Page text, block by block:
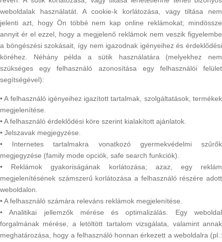
weboldalak használatát. A cookie-k korlátozása, vagy tiltása nem
jelenti azt, hogy Ön többé nem kap online reklámokat; mindössze
annyit ér el ezzel, hogy a megjelenő reklámok nem veszik figyelembe
a böngészési szokásait, így nem igazodnak igényeihez és érdeklődési
köréhez. Néhány példa a sütik használatára (melyekhez nem
szükséges egy felhasználó azonosítása egy felhasználói felület
segítségével):
• A felhasználó igényeihez igazított tartalmak, szolgáltatások, termékek
megjelenítése.
• A felhasználó érdeklődési köre szerint kialakított ajánlatok.
• Jelszavak megjegyzése.
• Internetes tartalmakra vonatkozó gyermekvédelmi szűrők
megjegyzése (family mode opciók, safe search funkciók).
• Reklámok gyakoriságának korlátozása; azaz, egy reklám
megjelenítésének számszerű korlátozása a felhasználó részére adott
weboldalon.
• A felhasználó számára releváns reklámok megjelenítése.
• Analitikai jellemzők mérése és optimalizálás. Egy weboldal
forgalmának mérése, a letöltött tartalom vizsgálata, valamint annak
meghatározása, hogy a felhasználó honnan érkezett a weboldalra (pl.: